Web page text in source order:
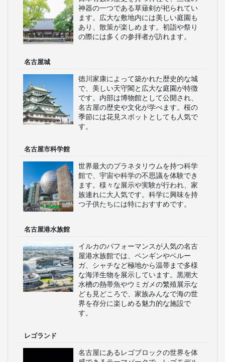
神器の一つである草薙剣が祀られてい
ます。広大な敷地内には美しい庭園も
あり、散策が楽しめます。初詣や祭り
の際には多くの参拝者が訪れます。
名古屋城
徳川家康によって築かれた歴史的な城
で、美しい天守閣と広大な庭園が特徴
です。内部は博物館として公開され、
名古屋の歴史や文化が学べます。桜の
季節には花見スポットとしても人気で
す。
名古屋市科学館
世界最大のプラネタリウムを持つ科学
館で、宇宙や科学の不思議を体験でき
ます。様々な展示や実験が行われ、家
族連れに大人気です。科学に興味を持
つ子供たちには特におすすめです。
名古屋港水族館
イルカのパフォーマンスが人気の名古
屋港水族館では、ペンギンやベルー
ガ、シャチなど極地から温帯まで多様
な海洋生物を展示しています。黒潮大
水槽の熱帯魚やウミガメの繁殖展示な
ども見どころで、家族みんなで海の世
界を存分に楽しめる魅力的な施設で
す。
レゴランド
名古屋にあるレゴブロックの世界を体